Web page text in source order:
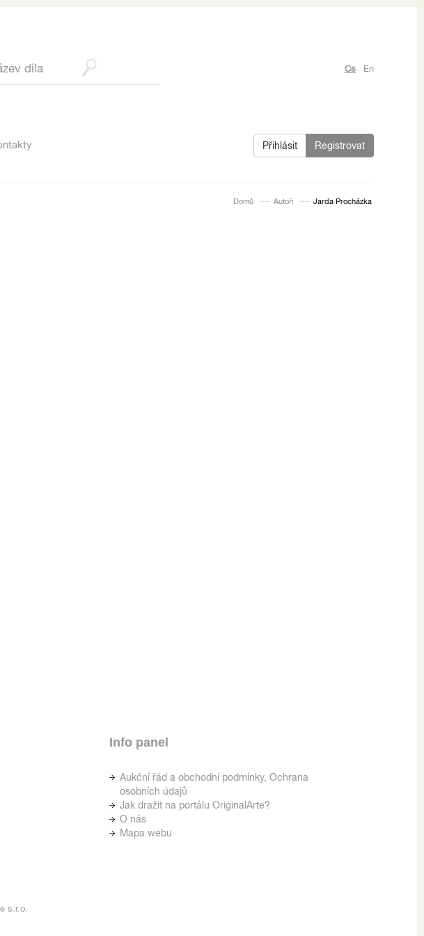
Cs En
Přihlásit Registrovat
Domů Autoři Jarda Procházka
Info panel
Aukční řád a obchodní podmínky, Ochrana
osobních údajů
Jak dražit na portálu OriginalArte?
O nás
Mapa webu
s.r.o.